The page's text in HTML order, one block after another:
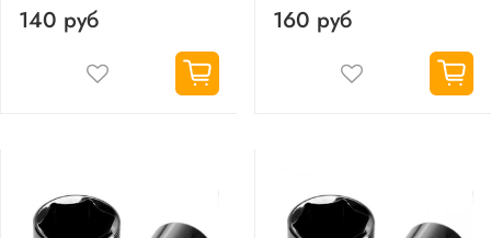
140 руб 160 руб